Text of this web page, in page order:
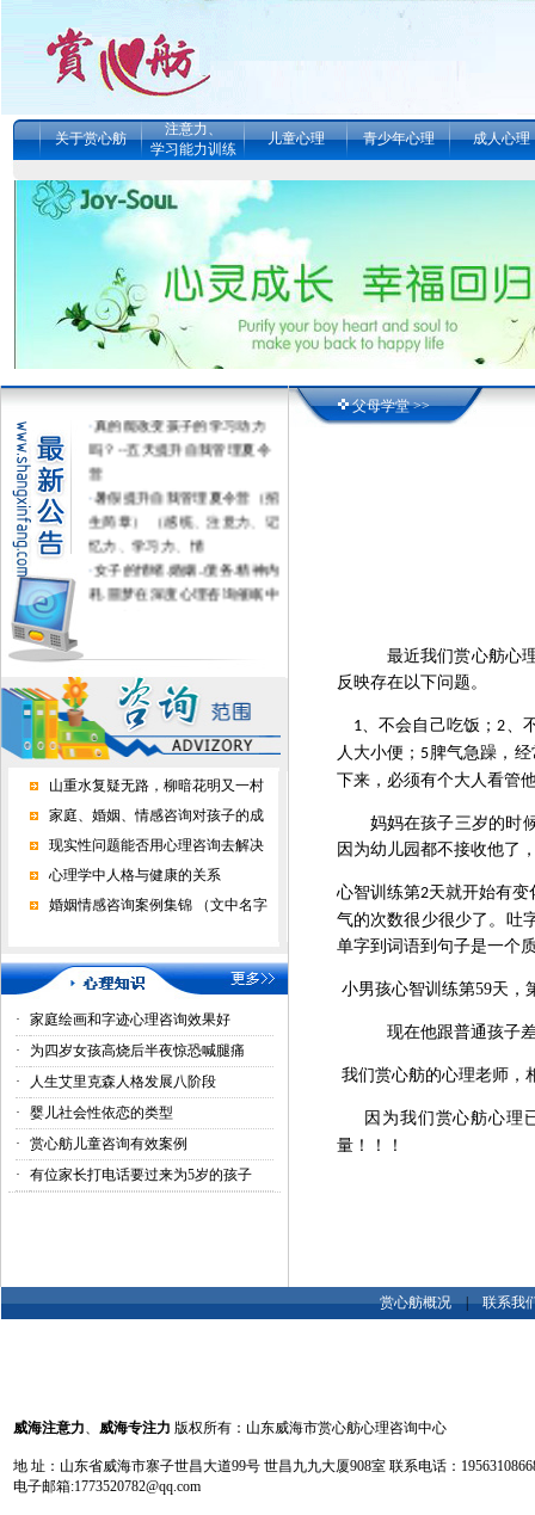
关于赏心舫
注意力、
学习能力训练
儿童心理 青少年心理 成人心理
真的能改变孩子的学习动力
吗？--五天提升自我管理夏令
营
暑假提升自我管理夏令营（招
生简章） （感统、注意力、记
忆力、学习力、情
女子的情绪.婚姻..债务.精神内
耗.噩梦在深度心理咨询催眠中
吗？
家长好好做心理咨询，孩子才
正常上学了
·心理咨询能挽回婚恋情感吗？
山重水复疑无路，柳暗花明又一村
家庭、婚姻、情感咨询对孩子的成
现实性问题能否用心理咨询去解决
心理学中人格与健康的关系
婚姻情感咨询案例集锦 （文中名字
·
家庭绘画和字迹心理咨询效果好
·
为四岁女孩高烧后半夜惊恐喊腿痛
·
人生艾里克森人格发展八阶段
·
婴儿社会性依恋的类型
·
赏心舫儿童咨询有效案例
·
有位家长打电话要过来为5岁的孩子
父母学堂 >>
最近我们赏心舫心
反映存在以下问题。
1、不会自己吃饭；2、
人大小便； 5脾气急躁，
下来，必须有个大人看管
妈妈在孩子三岁的时
因为幼儿园都不接收他了
心智训练第2天就开始有变
气的次数很少很少了。吐
单字到词语到句子是一个
小男孩心智训练第59天，
现在他跟普通孩子
我们赏心舫的心理老师，
因为我们赏心舫心理
量！！！
赏心舫概况|联系我
威海注意力、 威海专注力 版权所有：山东威海市赏心舫心理咨询中心
地 址：山东省威海市寨子世昌大道99号 世昌九九大厦908室 联系电话：
电子邮箱:1773520782@qq.com